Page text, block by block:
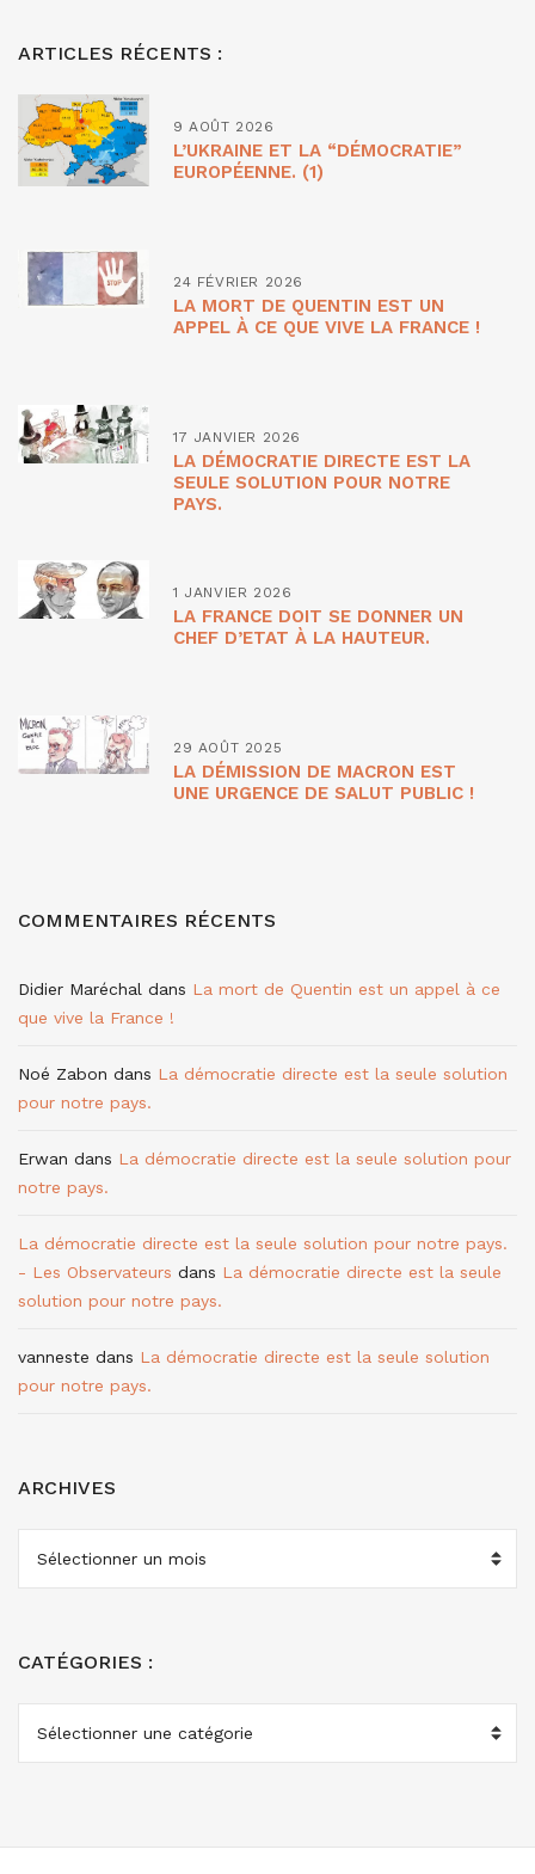
ARTICLES RÉCENTS :
9 AOÛT 2026
L’UKRAINE ET LA “DÉMOCRATIE”
EUROPÉENNE. (1)
24 FÉVRIER 2026
LA MORT DE QUENTIN EST UN
APPEL À CE QUE VIVE LA FRANCE !
17 JANVIER 2026
LA DÉMOCRATIE DIRECTE EST LA
SEULE SOLUTION POUR NOTRE
PAYS.
1 JANVIER 2026
LA FRANCE DOIT SE DONNER UN
CHEF D’ETAT À LA HAUTEUR.
29 AOÛT 2025
LA DÉMISSION DE MACRON EST
UNE URGENCE DE SALUT PUBLIC !
COMMENTAIRES RÉCENTS
Didier Maréchal dans La mort de Quentin est un appel à ce
que vive la France !
Noé Zabon dans La démocratie directe est la seule solution
pour notre pays.
Erwan dans La démocratie directe est la seule solution pour
notre pays.
La démocratie directe est la seule solution pour notre pays.
- Les Observateurs dans La démocratie directe est la seule
solution pour notre pays.
vanneste dans La démocratie directe est la seule solution
pour notre pays.
ARCHIVES
CATÉGORIES :